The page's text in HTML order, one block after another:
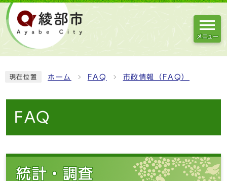
メニュー
現在位置 ホーム FAQ 市政情報（FAQ）
FAQ
統計・調査